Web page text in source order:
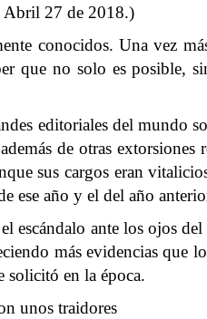
27 de 2018.)
conocidos. Una vez
que no solo es posible,
editoriales del mundo
de otras
sus cargos eran
ese año y el del año
escándalo ante los ojos
más evidencias que
solicitó en la época.
unos traidores